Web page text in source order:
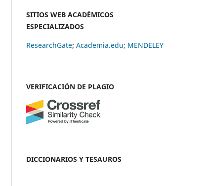
SITIOS WEB ACADÉMICOS
ESPECIALIZADOS
ResearchGate; Academia.edu; MENDELEY
VERIFICACIÓN DE PLAGIO
DICCIONARIOS Y TESAUROS